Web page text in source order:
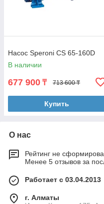
Насос Speroni CS 65-160D
В наличии
677 900 ₸ 713 600 ₸
Купить
О нас
Рейтинг не
Менее 5 отзывов за
Работает с 03.04.2013
г. Алматы